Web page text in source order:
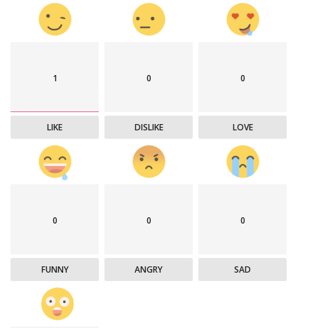
1
LIKE
0
DISLIKE
0
LOVE
0
FUNNY
0
ANGRY
0
SAD